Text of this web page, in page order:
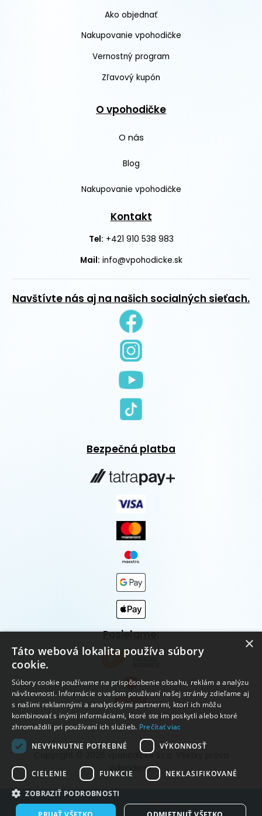
Ako objednať
Nakupovanie vpohodičke
Vernostný program
Zľavový kupón
O vpohodičke
O nás
Blog
Nakupovanie vpohodičke
Kontakt
Tel: +421 910 538 983
Mail: info@vpohodicke.sk
Navštívte nás aj na našich socialných sieťach.
Bezpečná platba
Posielame:
Copyright © 2026 vpohodičke s.r.o. Všetky práva
vyhradené.
Vytvorené systémom ClickEshop.sk
×
Táto webová lokalita používa súbory
cookie.
Súbory cookie používame na prispôsobenie obsahu, reklám a analýzu
návštevnosti. Informácie o vašom používaní našej stránky zdieľame aj
s našimi reklamnými a analytickými partnermi, ktorí ich môžu
kombinovať s inými informáciami, ktoré ste im poskytli alebo ktoré
zhromaždili pri používaní ich služieb. Prečítať viac
NEVYHNUTNE POTREBNÉ
VÝKONNOSŤ
CIELENIE FUNKCIE NEKLASIFIKOVANÉ
ZOBRAZIŤ PODROBNOSTI